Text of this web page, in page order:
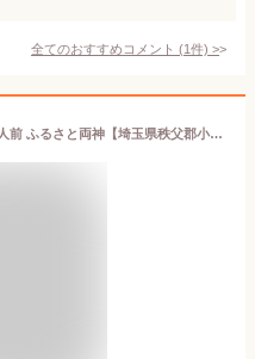
全てのおすすめコメント (1件) >
彩の国こんにゃくうどん 220g 2人前 ふるさと両神【埼玉県秩父郡小鹿野町 送料別】【NS】